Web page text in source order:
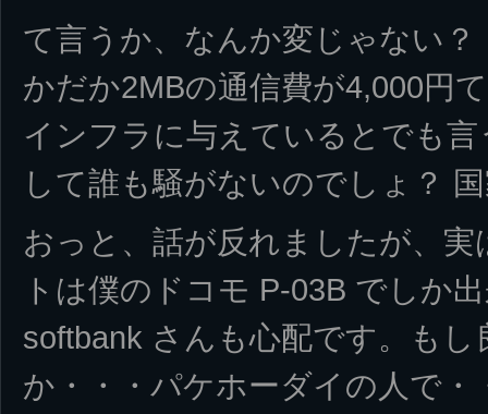
て言うか、なんか変じゃない
かだか2MBの通信費が4,000円
インフラに与えているとでも
して誰も騒がないのでしょ？
おっと、話が反れましたが、
トは僕のドコモ P-03B でしか
softbank さんも心配です。も
か・・・パケホーダイの人で